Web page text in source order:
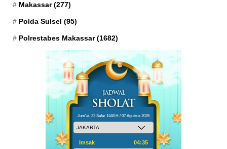
Makassar(277)
Polda Sulsel (95)
Polrestabes Makassar(1682)
Jum'at, 22 Safar 1448 H / 07 Agustus 2026
Imsak 04:35